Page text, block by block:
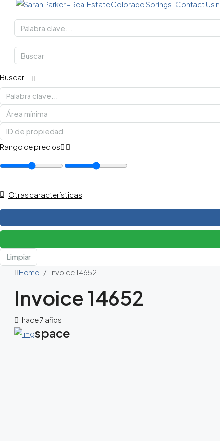
Buscar
Rango de precios
Otras características
Limpiar
Home
Invoice 14652
Invoice 14652
hace 7 años
space